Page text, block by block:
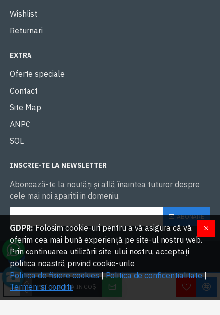
ADAUGĂ ÎN COŞ
Wishlist
Returnari
EXTRA
Oferte speciale
Contact
Site Map
ANPC
SOL
INSCRIE-TE LA NEWSLETTER
Abonează-te la noutăţi și află înaintea tuturor despre
cele mai noi aparitii in domeniu.
ABONARE
2023 OVERLORDS SRL. Toate drepturile rezervate | Dezvoltat cu ❤ de
GDPR:Folosim cookie-uri pentru a vă asigura că vă
oferim cea mai bună experiență pe site-ul nostru web.
Prin continuarea utilizării site-ului nostru, acceptați
politica noastră privind cookie-urile
Politica de fisiere cookies|Politica de confidentialitate|
Termeni si conditii